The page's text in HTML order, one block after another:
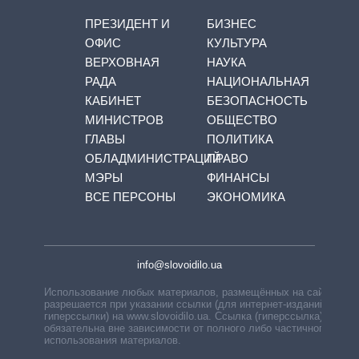
ПРЕЗИДЕНТ И
ОФИС
ВЕРХОВНАЯ
РАДА
КАБИНЕТ
МИНИСТРОВ
ГЛАВЫ
ОБЛАДМИНИСТРАЦИЙ
МЭРЫ
ВСЕ ПЕРСОНЫ
БИЗНЕС
КУЛЬТУРА
НАУКА
НАЦИОНАЛЬНАЯ
БЕЗОПАСНОСТЬ
ОБЩЕСТВО
ПОЛИТИКА
ПРАВО
ФИНАНСЫ
ЭКОНОМИКА
info@slovoidilo.ua
Использование любых материалов, размещённых на сайте,
разрешается при указании ссылки (для интернет-изданий —
гиперссылки) на www.slovoidilo.ua. Ссылка (гиперссылка)
обязательна вне зависимости от полного либо частичного
использования материалов.